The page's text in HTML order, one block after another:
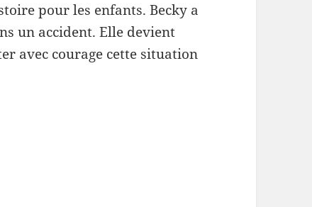
pour les enfants. Becky a
un accident. Elle devient
avec courage cette situation